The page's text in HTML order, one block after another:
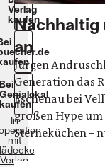
Verlag
kaufen
In
mit
Verlag
Nachhaltig
an
Jürgen
Generation das
Eschenau bei
großen Hype
Sterneküchen –